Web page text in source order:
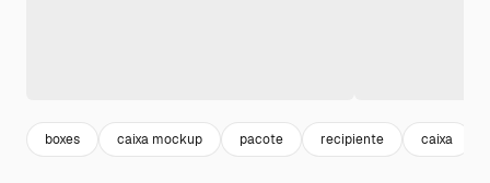
boxes caixa mockup pacote recipiente caixa